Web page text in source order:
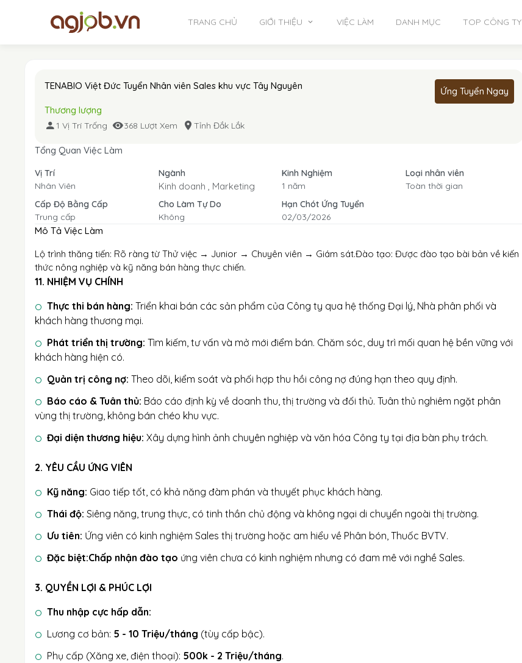
TRANG CHỦ GIỚI THIỆU VIỆC LÀM DANH MỤC TOP CÔNG TY
TENABIO Việt Đức Tuyển Nhân viên Sales khu vực Tây Nguyên
Ứng Tuyển Ngay
Thương lượng
1 Vị Trí Trống 368 Lượt Xem Tỉnh Đắk Lắk
Tổng Quan Việc Làm
Vị Trí
Nhân Viên
Ngành
Kinh doanh , Marketing
Kinh Nghiệm
1 năm
Loại nhân viên
Toàn thời gian
Cấp Độ Bằng Cấp
Trung cấp
Cho Làm Tự Do
Không
Hạn Chót Ứng Tuyển
02/03/2026
Mô Tả Việc Làm
Lộ trình thăng tiến: Rõ ràng từ Thử việc → Junior → Chuyên viên → Giám sát.Đào tạo: Được đào tạo bài bản về kiến
thức nông nghiệp và kỹ năng bán hàng thực chiến.
11. NHIỆM VỤ CHÍNH
Thực thi bán hàng: Triển khai bán các sản phẩm của Công ty qua hệ thống Đại lý, Nhà phân phối và
khách hàng thương mại.
Phát triển thị trường: Tìm kiếm, tư vấn và mở mới điểm bán. Chăm sóc, duy trì mối quan hệ bền vững với
khách hàng hiện có.
Quản trị công nợ: Theo dõi, kiểm soát và phối hợp thu hồi công nợ đúng hạn theo quy định.
Báo cáo & Tuân thủ: Báo cáo định kỳ về doanh thu, thị trường và đối thủ. Tuân thủ nghiêm ngặt phân
vùng thị trường, không bán chéo khu vực.
Đại diện thương hiệu: Xây dựng hình ảnh chuyên nghiệp và văn hóa Công ty tại địa bàn phụ trách.
2. YÊU CẦU ỨNG VIÊN
Kỹ năng: Giao tiếp tốt, có khả năng đàm phán và thuyết phục khách hàng.
Thái độ: Siêng năng, trung thực, có tinh thần chủ động và không ngại di chuyển ngoài thị trường.
Ưu tiên: Ứng viên có kinh nghiệm Sales thị trường hoặc am hiểu về Phân bón, Thuốc BVTV.
Đặc biệt:Chấp nhận đào tạo ứng viên chưa có kinh nghiệm nhưng có đam mê với nghề Sales.
3. QUYỀN LỢI & PHÚC LỢI
Thu nhập cực hấp dẫn:
Lương cơ bản: 5 - 10 Triệu/tháng (tùy cấp bậc).
Phụ cấp (Xăng xe, điện thoại): 500k - 2 Triệu/tháng.